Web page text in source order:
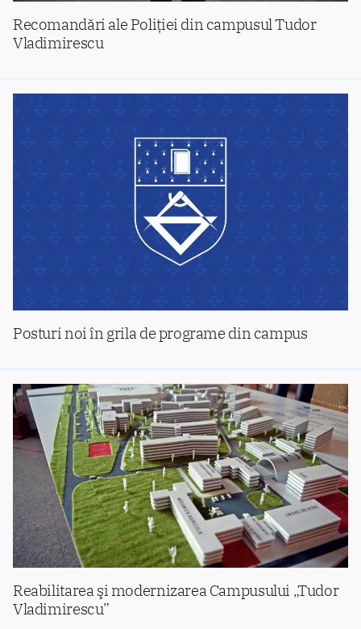
Recomandări ale Poliţiei din campusul Tudor
Vladimirescu
Posturi noi în grila de programe din campus
Reabilitarea şi modernizarea Campusului „Tudor
Vladimirescu”